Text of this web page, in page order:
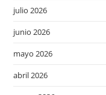
julio 2026
junio 2026
mayo 2026
abril 2026